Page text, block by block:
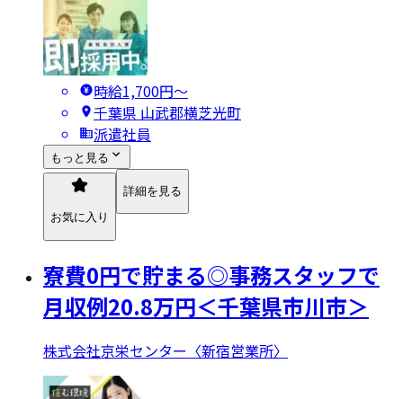
時給1,700円〜
千葉県 山武郡横芝光町
派遣社員
もっと見る
お気に入り
詳細を見る
寮費0円で貯まる◎事務スタッフで
月収例20.8万円＜千葉県市川市＞
株式会社京栄センター〈新宿営業所〉